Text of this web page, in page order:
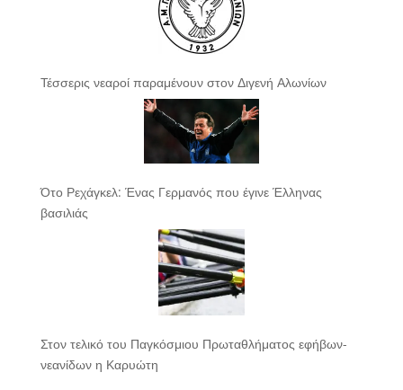
Τέσσερις νεαροί παραμένουν στον Διγενή Αλωνίων
Ότο Ρεχάγκελ: Ένας Γερμανός που έγινε Έλληνας
βασιλιάς
Στον τελικό του Παγκόσμιου Πρωταθλήματος εφήβων-
νεανίδων η Καρυώτη